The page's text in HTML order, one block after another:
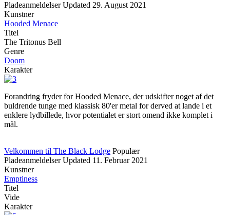
Pladeanmeldelser Updated 29. August 2021
Kunstner
Hooded Menace
Titel
The Tritonus Bell
Genre
Doom
Karakter
Forandring fryder for Hooded Menace, der udskifter noget af det
buldrende tunge med klassisk 80'er metal for derved at lande i et
enklere lydbillede, hvor potentialet er stort omend ikke komplet i
mål.
Velkommen til The Black Lodge Populær
Pladeanmeldelser Updated 11. Februar 2021
Kunstner
Emptiness
Titel
Vide
Karakter